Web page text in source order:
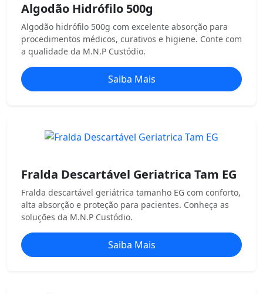
Algodão Hidrófilo 500g
Algodão hidrófilo 500g com excelente absorção para
procedimentos médicos, curativos e higiene. Conte com
a qualidade da M.N.P Custódio.
Saiba Mais
Fralda Descartável Geriatrica Tam EG
Fralda descartável geriátrica tamanho EG com conforto,
alta absorção e proteção para pacientes. Conheça as
soluções da M.N.P Custódio.
Saiba Mais